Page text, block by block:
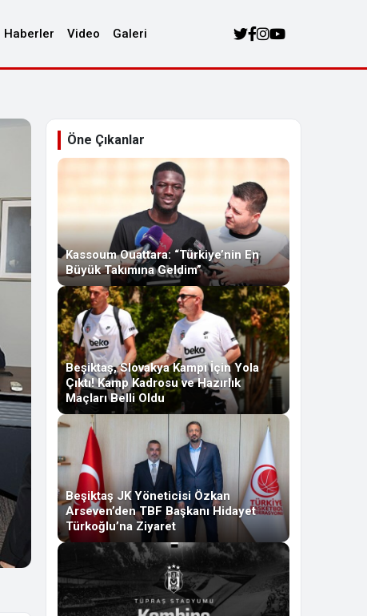
Haberler Video Galeri
Öne Çıkanlar
Kassoum Ouattara: “Türkiye’nin En
Büyük Takımına Geldim”
Beşiktaş, Slovakya Kampı İçin Yola
Çıktı! Kamp Kadrosu ve Hazırlık
Maçları Belli Oldu
Beşiktaş JK Yöneticisi Özkan
Arseven’den TBF Başkanı Hidayet
Türkoğlu’na Ziyaret